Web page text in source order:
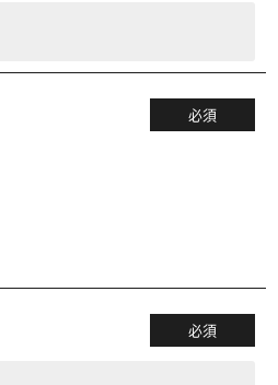
必須
必須